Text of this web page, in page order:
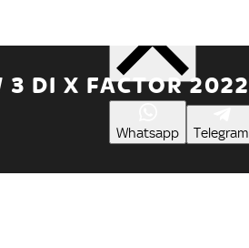
3 DI X FACTOR 2022
Whatsapp Telegram